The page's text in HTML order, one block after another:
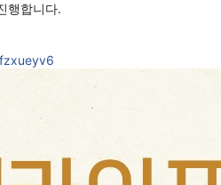
행합니다.